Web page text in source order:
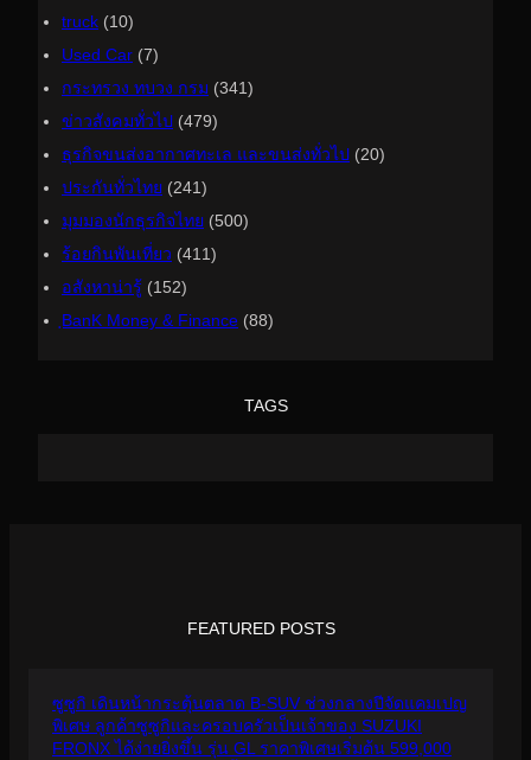
truck (10)
Used Car (7)
กระทรวง ทบวง กรม (341)
ข่าวสังคมทั่วไป (479)
ธุรกิจขนส่งอากาศทะเล และขนส่งทั่วไป (20)
ประกันทั่วไทย (241)
มุมมองนักธุรกิจไทย (500)
ร้อยกินพันเที่ยว (411)
อสังหาน่ารู้ (152)
ฺBanK Money & Finance (88)
TAGS
FEATURED POSTS
ซูซูกิ เดินหน้ากระตุ้นตลาด B-SUV ช่วงกลางปีจัดแคมเปญ
พิเศษ ลูกค้าซูซูกิและครอบครัวเป็นเจ้าของ SUZUKI
FRONX ได้ง่ายยิ่งขึ้น รุ่น GL ราคาพิเศษเริ่มต้น 599,000